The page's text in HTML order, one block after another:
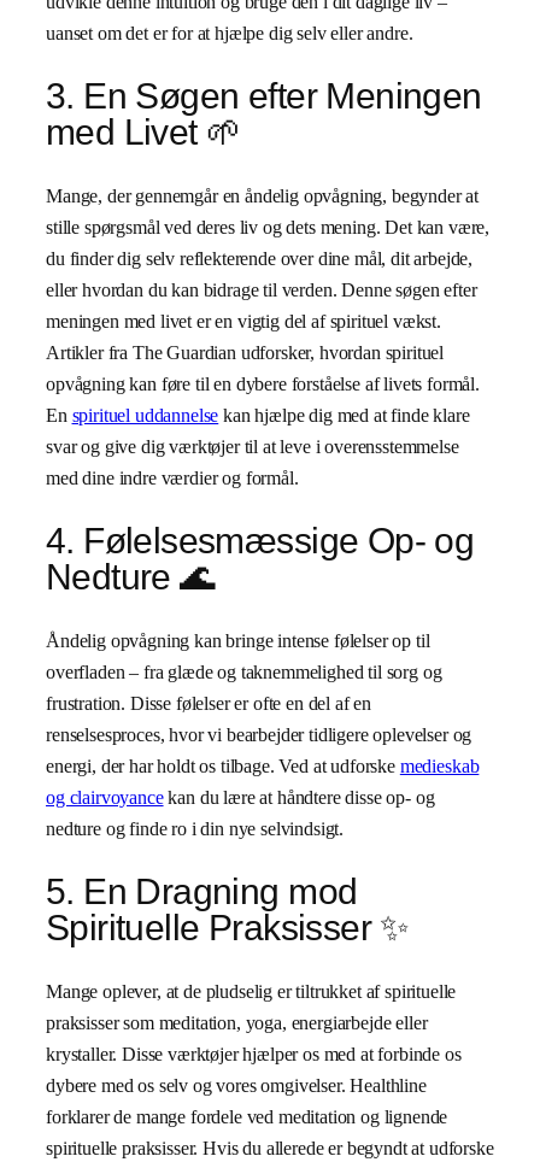
uanset om det er for at hjælpe dig selv eller andre.
3. En Søgen efter Meningen
med Livet 🌱
Mange, der gennemgår en åndelig opvågning, begynder at
stille spørgsmål ved deres liv og dets mening. Det kan være,
du finder dig selv reflekterende over dine mål, dit arbejde,
eller hvordan du kan bidrage til verden. Denne søgen efter
meningen med livet er en vigtig del af spirituel vækst.
Artikler fra The Guardian udforsker, hvordan spirituel
opvågning kan føre til en dybere forståelse af livets formål.
En spirituel uddannelse kan hjælpe dig med at finde klare
svar og give dig værktøjer til at leve i overensstemmelse
med dine indre værdier og formål.
4. Følelsesmæssige Op- og
Nedture 🌊
Åndelig opvågning kan bringe intense følelser op til
overfladen – fra glæde og taknemmelighed til sorg og
frustration. Disse følelser er ofte en del af en
renselsesproces, hvor vi bearbejder tidligere oplevelser og
energi, der har holdt os tilbage. Ved at udforske medieskab
og clairvoyancekan du lære at håndtere disse op- og
nedture og finde ro i din nye selvindsigt.
5. En Dragning mod
Spirituelle Praksisser ✨
Mange oplever, at de pludselig er tiltrukket af spirituelle
praksisser som meditation, yoga, energiarbejde eller
krystaller. Disse værktøjer hjælper os med at forbinde os
dybere med os selv og vores omgivelser. Healthline
forklarer de mange fordele ved meditation og lignende
spirituelle praksisser. Hvis du allerede er begyndt at udforske